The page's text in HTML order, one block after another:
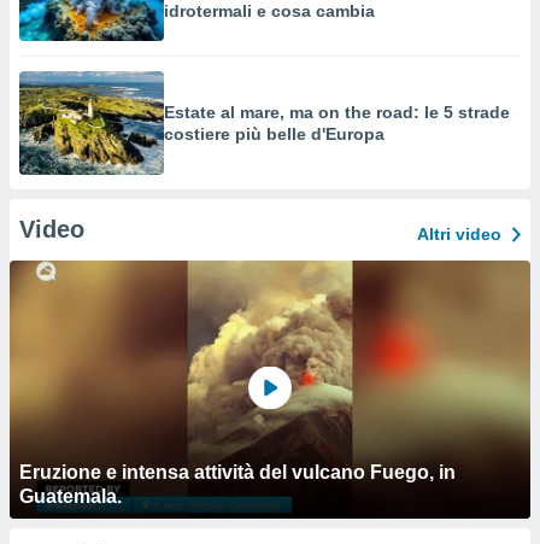
idrotermali e cosa cambia
Estate al mare, ma on the road: le 5 strade
costiere più belle d'Europa
Video Altri video
Eruzione e intensa attività del vulcano Fuego, in
Guatemala.